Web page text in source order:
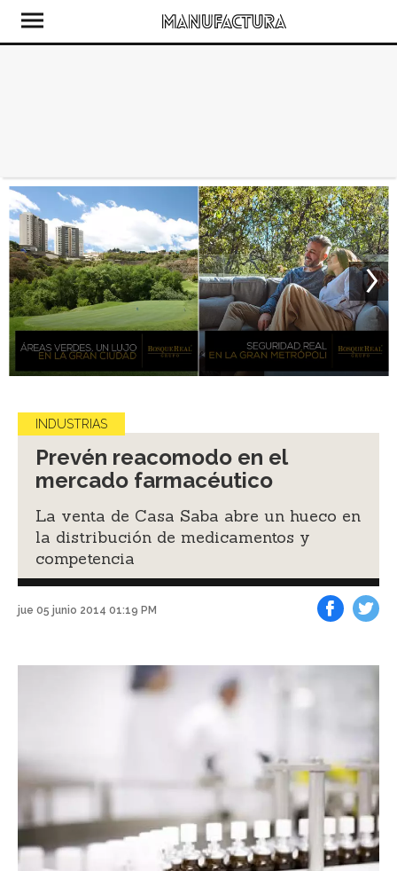
INDUSTRIAS
Prevén reacomodo en el
mercado farmacéutico
La venta de Casa Saba abre un hueco en
la distribución de medicamentos y
competencia
jue 05 junio 2014 01:19 PM